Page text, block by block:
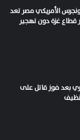
الأمريكي مصر تعد
قطاع غزة دون تهجير
بعد فوز قاتل على
نظيف